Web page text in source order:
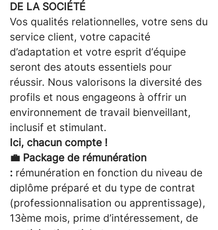
DE LA SOCIÉTÉ
Vos qualités relationnelles, votre sens du
service client, votre capacité
d’adaptation et votre esprit d’équipe
seront des atouts essentiels pour
réussir. Nous valorisons la diversité des
profils et nous engageons à offrir un
environnement de travail bienveillant,
inclusif et stimulant.
Ici, chacun compte !
💼 Package de rémunération
: rémunération en fonction du niveau de
diplôme préparé et du type de contrat
(professionnalisation ou apprentissage),
13ème mois, prime d’intéressement, de